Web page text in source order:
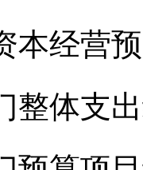
本经营
整体支